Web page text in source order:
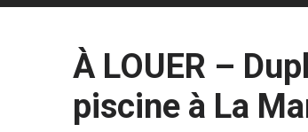
À LOUER –
piscine à La